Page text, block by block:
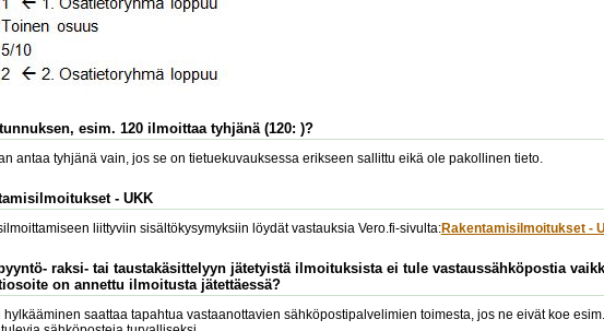
esim. 120 ilmoittaa tyhjänä (120: )?
antaa tyhjänä vain, jos se on tietuekuvauksessa erikseen sallittu eikä ole pakollinen tieto.
- UKK
liittyviin sisältökysymyksiin löydät vastauksia Vero.fi-sivulta:Rakentamisilmoitukset -
raksi- tai taustakäsittelyyn jätetyistä ilmoituksista ei tule vastaussähköpostia
on annettu ilmoitusta jätettäessä?
hylkääminen saattaa tapahtua vastaanottavien sähköpostipalvelimien toimesta, jos ne eivät koe